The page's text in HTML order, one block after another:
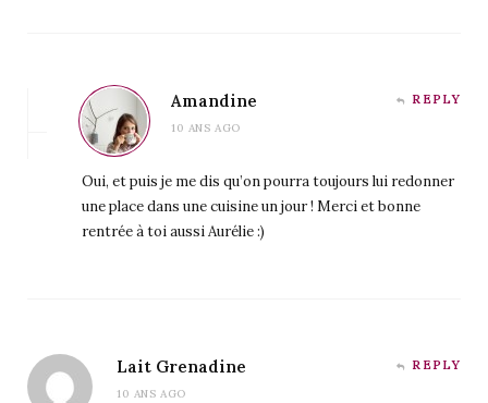
Amandine
10 ANS AGO
REPLY
Oui, et puis je me dis qu’on pourra toujours lui redonner
une place dans une cuisine un jour ! Merci et bonne
rentrée à toi aussi Aurélie :)
Lait Grenadine
10 ANS AGO
REPLY